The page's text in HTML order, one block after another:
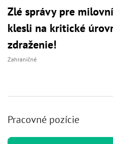
Zlé správy pre
klesli na kritické
zdraženie!
Zahraničné
Pracovné pozície